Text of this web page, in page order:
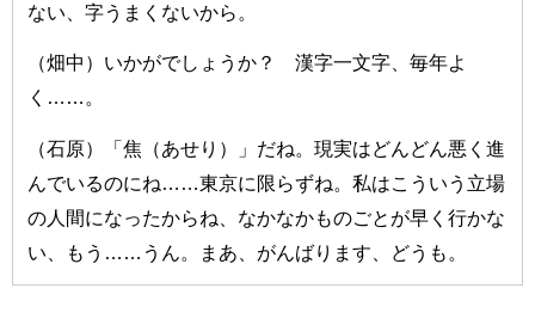
ない、字うまくないから。
（畑中）いかがでしょうか？ 漢字一文字、毎年よ
く……。
（石原）「焦（あせり）」だね。現実はどんどん悪く進
んでいるのにね……東京に限らずね。私はこういう立場
の人間になったからね、なかなかものごとが早く行かな
い、もう……うん。まあ、がんばります、どうも。